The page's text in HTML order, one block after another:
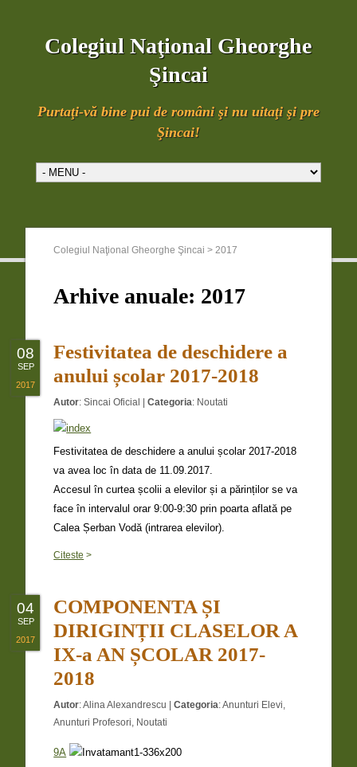
Colegiul Naţional Gheorghe
Şincai
Purtaţi-vă bine pui de români şi nu uitaţi şi pre
Şincai!
Colegiul Naţional Gheorghe Şincai >2017
Arhive anuale: 2017
Festivitatea de deschidere a
anului școlar 2017-2018
Autor:Sincai Oficial |Categoria: Noutati
Festivitatea de deschidere a anului școlar 2017-2018
va avea loc în data de 11.09.2017.
Accesul în curtea școlii a elevilor și a părinților se va
face în intervalul orar 9:00-9:30 prin poarta aflată pe
Calea Șerban Vodă (intrarea elevilor).
Citeste >
08
SEP
2017
COMPONENTA ȘI
DIRIGINȚII CLASELOR A
IX-a AN ȘCOLAR 2017-
2018
Autor:Alina Alexandrescu |Categoria:Anunturi Elevi,
Anunturi Profesori, Noutati
9A
04
SEP
2017